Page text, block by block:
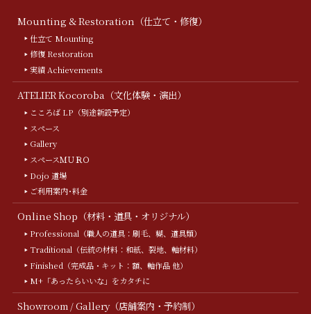
Mounting & Restoration（仕立て・修復）
仕立て Mounting
修復 Restoration
実績 Achievements
ATELIER Kocoroba（文化体験・演出）
こころば LP（別途新設予定）
スペース
Gallery
スペースＭＵＲＯ
Dojo 道場
ご利用案内･料金
Online Shop（材料・道具・オリジナル）
Professional（職人の道具：刷毛、糊、道具類）
Traditional（伝統の材料：和紙、裂地、軸材料）
Finished（完成品・キット：額、軸作品 他）
M+「あったらいいな」をカタチに
Showroom / Gallery（店舗案内・予約制）